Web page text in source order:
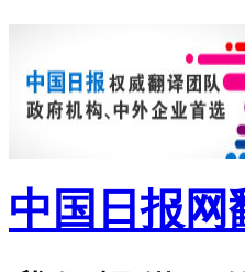
中国日报网